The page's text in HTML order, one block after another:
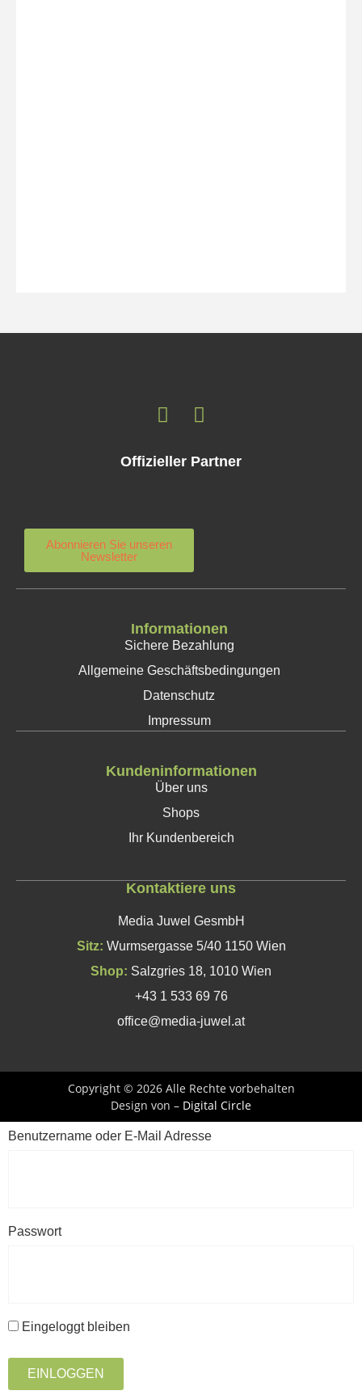
Offizieller Partner
Abonnieren Sie unseren
Newsletter
Informationen
Sichere Bezahlung
Allgemeine Geschäftsbedingungen
Datenschutz
Impressum
Kundeninformationen
Über uns
Shops
Ihr Kundenbereich
Kontaktiere uns
Media Juwel GesmbH
Sitz: Wurmsergasse 5/40 1150 Wien
Shop: Salzgries 18, 1010 Wien
+43 1 533 69 76
office@media-juwel.at
Copyright © 2026 Alle Rechte vorbehalten
Design von – Digital Circle
Benutzername oder E-Mail Adresse
Passwort
Eingeloggt bleiben
EINLOGGEN